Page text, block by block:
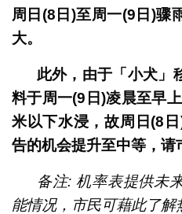
周日(8日)至周一(9日)骤
大。
此外，由于「小犬」
料于周一(9日)凌晨至早
米以下水浸，故周日(8
告的机会提升至中等，请
备注: 机率表提供未
能情况，市民可藉此了